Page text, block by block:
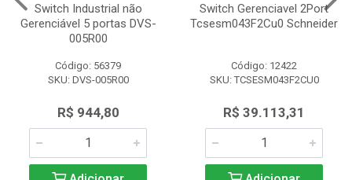
Switch Industrial não
Gerenciável 5 portas DVS-
005R00
Código: 56379
SKU: DVS-005R00
R$ 944,80
Switch Gerenciavel 2Port
Tcsesm043F2Cu0 Schneider
Código: 12422
SKU: TCSESM043F2CU0
R$ 39.113,31